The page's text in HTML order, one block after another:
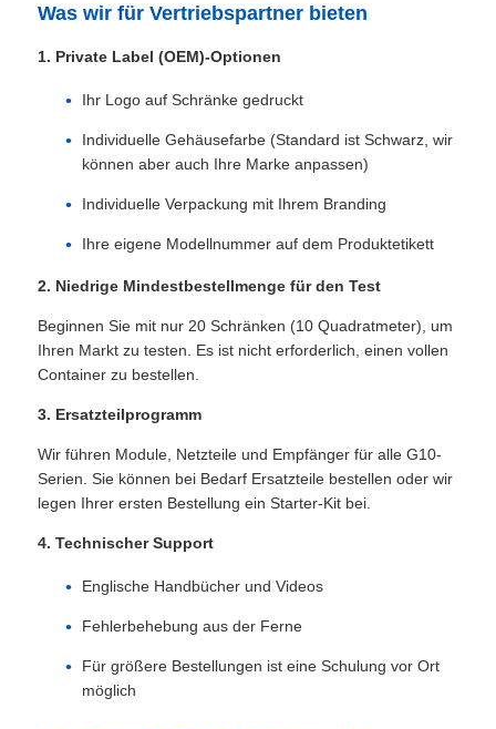
Videos
VR Show
Über uns
Qualitätskontrolle
Kontakt
Nachrichten
Fälle
Angebot anfordern
LED-Videowand-Display
Was wir für Vertriebspartner bieten
1. Private Label (OEM)-Optionen
Ihr Logo auf Schränke gedruckt
Individuelle Gehäusefarbe (Standard ist Schwarz, wir
können aber auch Ihre Marke anpassen)
Individuelle Verpackung mit Ihrem Branding
Ihre eigene Modellnummer auf dem Produktetikett
2. Niedrige Mindestbestellmenge für den Test
Beginnen Sie mit nur 20 Schränken (10 Quadratmeter), um
Ihren Markt zu testen. Es ist nicht erforderlich, einen vollen
Container zu bestellen.
3. Ersatzteilprogramm
Wir führen Module, Netzteile und Empfänger für alle G10-
Serien. Sie können bei Bedarf Ersatzteile bestellen oder wir
legen Ihrer ersten Bestellung ein Starter-Kit bei.
4. Technischer Support
Englische Handbücher und Videos
Fehlerbehebung aus der Ferne
Für größere Bestellungen ist eine Schulung vor Ort
möglich